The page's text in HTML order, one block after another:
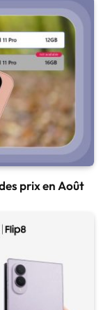
prix en Août